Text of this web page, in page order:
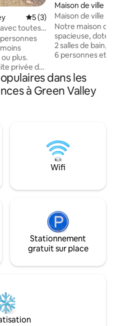
Évaluation moyenne sur
5 (3)
toutes
plus.
privée de
et
dont vous
séjour
pour
ou
maison
verte
studio
Maison de ville ⋅
Maison de ville
fauteuil de
Notre maison de
spacieuse, dotée
2 salles de bain,
6 personnes et
fauteuil de
matelas
moelleux, d'une
jacuzzi sont
l'eau atteint 21
sommes situés à
épicerie, d'un
plusieurs terrains
dans les
à Green Valley
Wifi
Stationnement
gratuit sur place